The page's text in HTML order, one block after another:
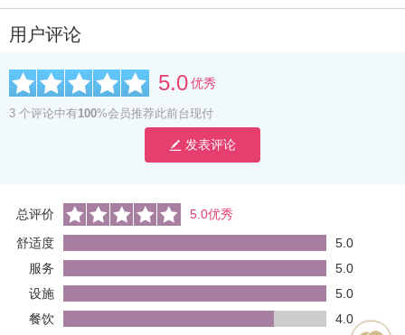
用户评论
优秀
5.0
3 个评论中有100%会员推荐此前台现付
发表评论
总评价
5.0优秀
舒适度
5.0
服务
5.0
设施
5.0
餐饮
4.0